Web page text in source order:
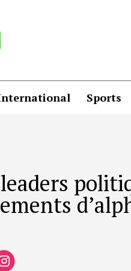
Sports